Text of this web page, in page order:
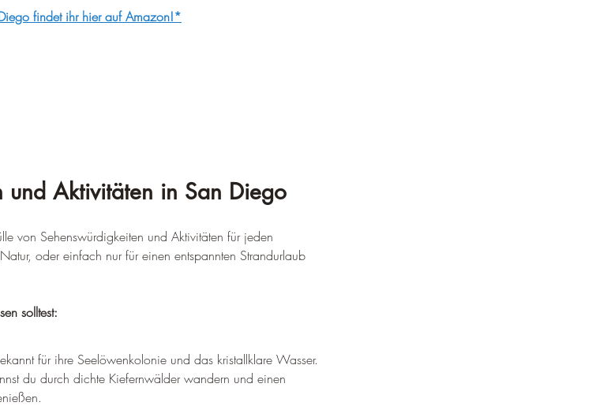
findet ihr hier auf Amazon!*
und Aktivitäten in San Diego
von Sehenswürdigkeiten und Aktivitäten für jeden
oder einfach nur für einen entspannten Strandurlaub
solltest:
für ihre Seelöwenkolonie und das kristallklare Wasser.
du durch dichte Kiefernwälder wandern und einen